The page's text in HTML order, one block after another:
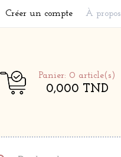
Créer un compte À propos
Panier: 0 article(s)
0,000 TND